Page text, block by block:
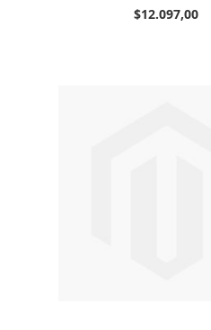
$12.097,00